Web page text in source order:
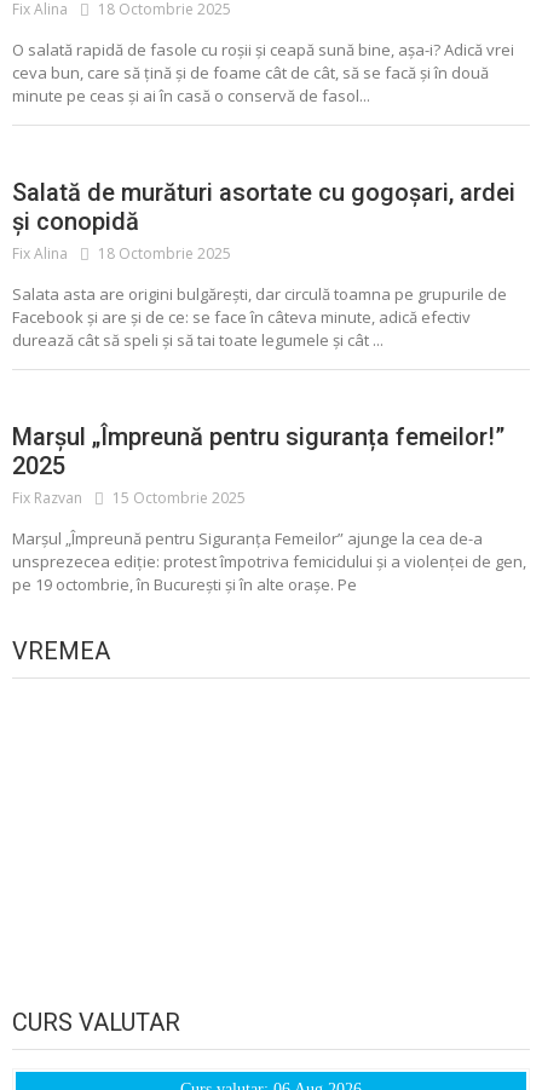
Fix Alina 18 Octombrie 2025
O salată rapidă de fasole cu roșii și ceapă sună bine, așa-i? Adică vrei
ceva bun, care să țină și de foame cât de cât, să se facă și în două
minute pe ceas și ai în casă o conservă de fasol...
ALIMENTE CONSERVATE CONSERVE MURATURI SALATA
Salată de murături asortate cu gogoșari, ardei
și conopidă
Fix Alina 18 Octombrie 2025
Salata asta are origini bulgărești, dar circulă toamna pe grupurile de
Facebook și are și de ce: se face în câteva minute, adică efectiv
durează cât să speli și să tai toate legumele și cât ...
Marșul „Împreună pentru siguranța femeilor!”
2025
Fix Razvan 15 Octombrie 2025
Marșul „Împreună pentru Siguranța Femeilor” ajunge la cea de-a
unsprezecea ediție: protest împotriva femicidului și a violenței de gen,
pe 19 octombrie, în București și în alte orașe. Pe
VREMEA
CURS VALUTAR